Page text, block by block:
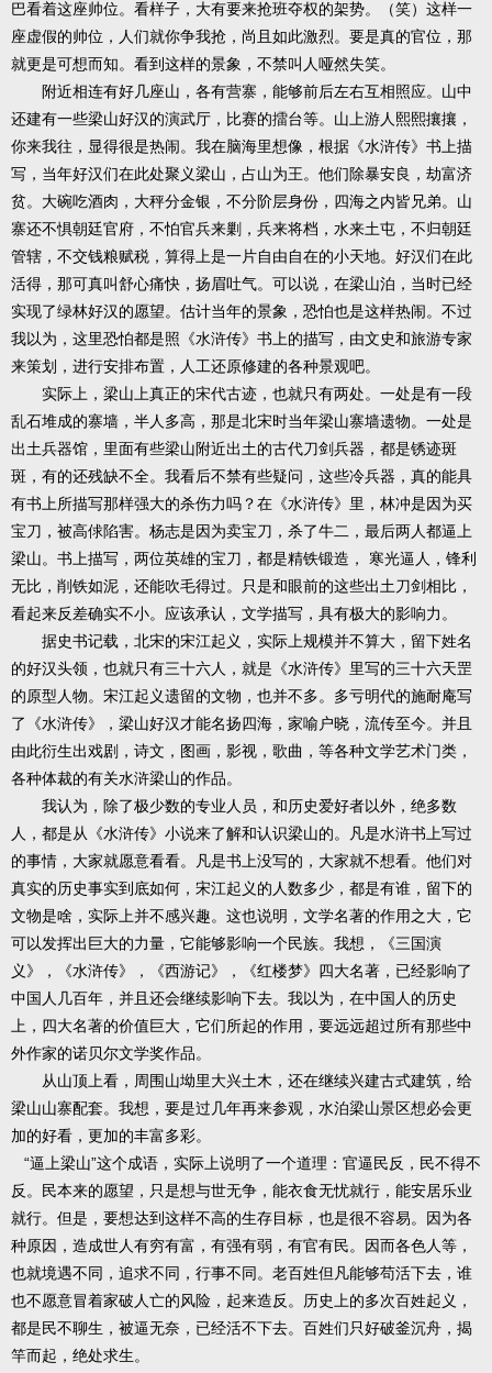
巴看着这座帅位。看样子，大有要来抢班夺权的架势。（笑）这样一
座虚假的帅位，人们就你争我抢，尚且如此激烈。要是真的官位，那
就更是可想而知。看到这样的景象，不禁叫人哑然失笑。
附近相连有好几座山，各有营寨，能够前后左右互相照应。山中
还建有一些梁山好汉的演武厅，比赛的擂台等。山上游人熙熙攘攘，
你来我往，显得很是热闹。我在脑海里想像，根据《水浒传》书上描
写，当年好汉们在此处聚义梁山，占山为王。他们除暴安良，劫富济
贫。大碗吃酒肉，大秤分金银，不分阶层身份，四海之内皆兄弟。山
寨还不惧朝廷官府，不怕官兵来剿，兵来将档，水来土屯，不归朝廷
管辖，不交钱粮赋税，算得上是一片自由自在的小天地。好汉们在此
活得，那可真叫舒心痛快，扬眉吐气。可以说，在梁山泊，当时已经
实现了绿林好汉的愿望。估计当年的景象，恐怕也是这样热闹。不过
我以为，这里恐怕都是照《水浒传》书上的描写，由文史和旅游专家
来策划，进行安排布置，人工还原修建的各种景观吧。
实际上，梁山上真正的宋代古迹，也就只有两处。一处是有一段
乱石堆成的寨墙，半人多高，那是北宋时当年梁山寨墙遗物。一处是
出土兵器馆，里面有些梁山附近出土的古代刀剑兵器，都是锈迹斑
斑，有的还残缺不全。我看后不禁有些疑问，这些冷兵器，真的能具
有书上所描写那样强大的杀伤力吗？在《水浒传》里，林冲是因为买
宝刀，被高俅陷害。杨志是因为卖宝刀，杀了牛二，最后两人都逼上
梁山。书上描写，两位英雄的宝刀，都是精铁锻造， 寒光逼人，锋利
无比，削铁如泥，还能吹毛得过。只是和眼前的这些出土刀剑相比，
看起来反差确实不小。应该承认，文学描写，具有极大的影响力。
据史书记载，北宋的宋江起义，实际上规模并不算大，留下姓名
的好汉头领，也就只有三十六人，就是《水浒传》里写的三十六天罡
的原型人物。宋江起义遗留的文物，也并不多。多亏明代的施耐庵写
了《水浒传》，梁山好汉才能名扬四海，家喻户晓，流传至今。并且
由此衍生出戏剧，诗文，图画，影视，歌曲，等各种文学艺术门类，
各种体裁的有关水浒梁山的作品。
我认为，除了极少数的专业人员，和历史爱好者以外，绝多数
人，都是从《水浒传》小说来了解和认识梁山的。凡是水浒书上写过
的事情，大家就愿意看看。凡是书上没写的，大家就不想看。他们对
真实的历史事实到底如何，宋江起义的人数多少，都是有谁，留下的
文物是啥，实际上并不感兴趣。这也说明，文学名著的作用之大，它
可以发挥出巨大的力量，它能够影响一个民族。我想，《三国演
义》，《水浒传》，《西游记》，《红楼梦》四大名著，已经影响了
中国人几百年，并且还会继续影响下去。我以为，在中国人的历史
上，四大名著的价值巨大，它们所起的作用，要远远超过所有那些中
外作家的诺贝尔文学奖作品。
从山顶上看，周围山坳里大兴土木，还在继续兴建古式建筑，给
梁山山寨配套。我想，要是过几年再来参观，水泊梁山景区想必会更
加的好看，更加的丰富多彩。
“逼上梁山”这个成语，实际上说明了一个道理：官逼民反，民不得不
反。民本来的愿望，只是想与世无争，能衣食无忧就行，能安居乐业
就行。但是，要想达到这样不高的生存目标，也是很不容易。因为各
种原因，造成世人有穷有富，有强有弱，有官有民。因而各色人等，
也就境遇不同，追求不同，行事不同。老百姓但凡能够苟活下去，谁
也不愿意冒着家破人亡的风险，起来造反。历史上的多次百姓起义，
都是民不聊生，被逼无奈，已经活不下去。百姓们只好破釜沉舟，揭
竿而起，绝处求生。